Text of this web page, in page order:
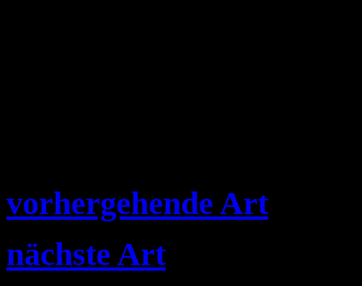
vorhergehende Art
nächste Art